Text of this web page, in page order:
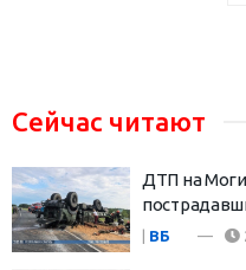
Сейчас читают
ДТП на
ВБ